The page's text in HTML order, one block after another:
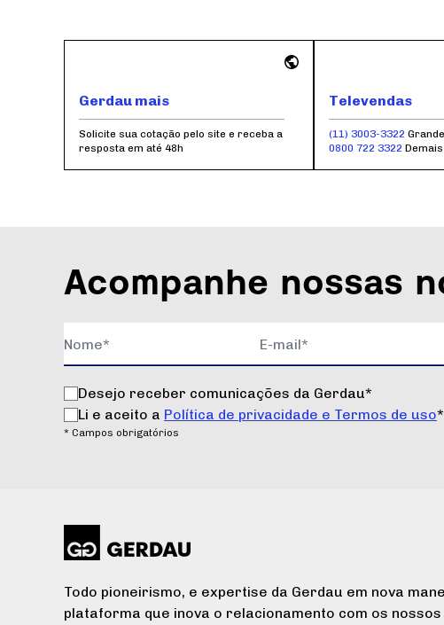
Gerdau mais
Solicite sua cotação pelo site e receba a
resposta em até 48h
Televendas
(11) 3003-3322
0800 722 3322
Acompanhe nossas
Desejo receber comunicações da Gerdau*
Li e aceito a Política de privacidade e Termos de uso*
* Campos obrigatórios
Todo pioneirismo, e expertise da Gerdau em nova
plataforma que inova o relacionamento com os